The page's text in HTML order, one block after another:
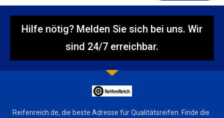
Hilfe nötig? Melden Sie sich bei uns. Wir
sind 24/7 erreichbar.
Reifenreich.de, die beste Adresse für Qualitätsreifen. Finde die